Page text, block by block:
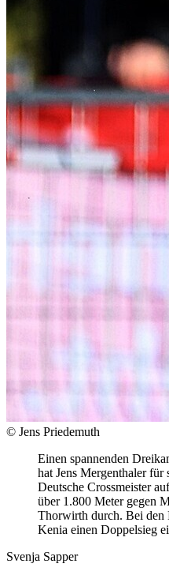
© Jens Priedemuth
Einen spannenden
hat Jens Mergenthaler für
Deutsche Crossmeister
über 1.800 Meter gegen
Thorwirth durch. Bei den
Kenia einen Doppelsieg
Svenja Sapper